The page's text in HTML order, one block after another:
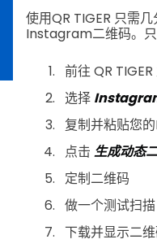
使用QR TIGER 只需
Instagram二维码。只
前往 QR TIGER
选择
复制并粘贴您
点击 生成动态
定制二维码
做一个测试扫描
下载并显示二